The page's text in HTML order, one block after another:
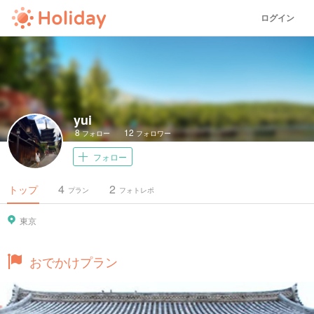
ログイン
yui
8フォロー 12フォロワー
フォロー
トップ プラン
4 フォトレポ
2
東京
おでかけプラン